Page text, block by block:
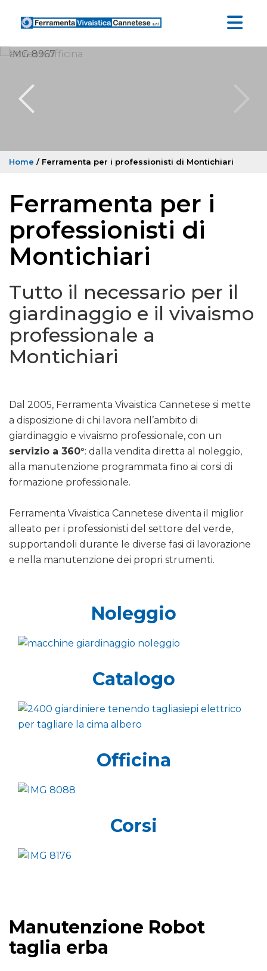
Home / Ferramenta per i professionisti di Montichiari
Ferramenta per i
professionisti di
Montichiari
Tutto il necessario per il
giardinaggio e il vivaismo
professionale a
Montichiari
Dal 2005, Ferramenta Vivaistica Cannetese si mette
a disposizione di chi lavora nell’ambito di
giardinaggio e vivaismo professionale, con un
servizio a 360°: dalla vendita diretta al noleggio,
alla manutenzione programmata fino ai corsi di
formazione professionale.
Ferramenta Vivaistica Cannetese diventa il miglior
alleato per i professionisti del settore del verde,
supportandoli durante le diverse fasi di lavorazione
e nella manutenzione dei propri strumenti.
Noleggio
Catalogo
Officina
Corsi
Manutenzione Robot
taglia erba